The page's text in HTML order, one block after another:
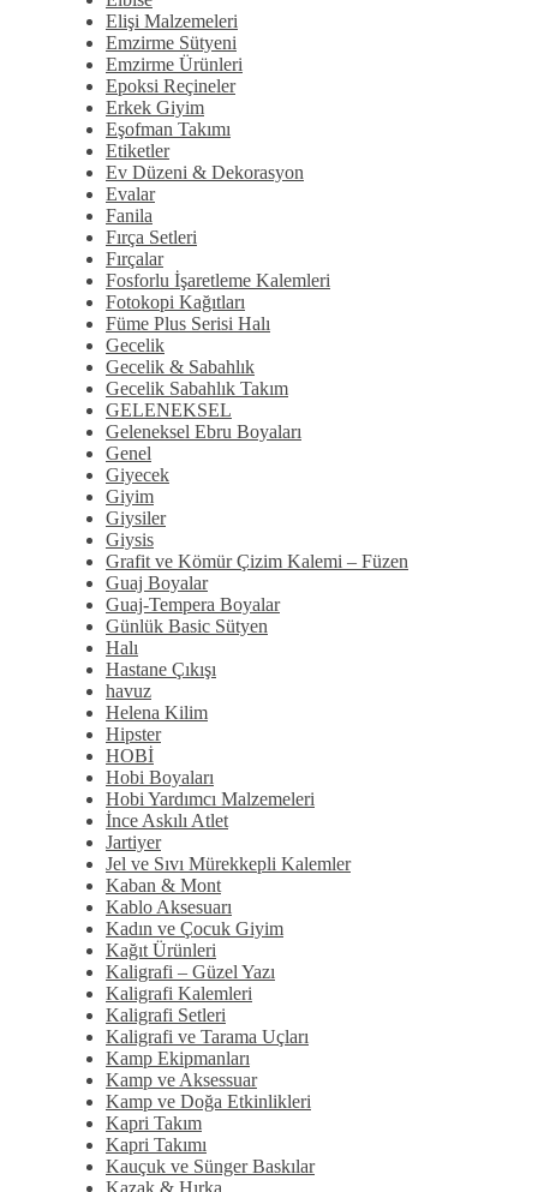
Elişi Malzemeleri
Emzirme Sütyeni
Emzirme Ürünleri
Epoksi Reçineler
Erkek Giyim
Eşofman Takımı
Etiketler
Ev Düzeni & Dekorasyon
Evalar
Fanila
Fırça Setleri
Fırçalar
Fosforlu İşaretleme Kalemleri
Fotokopi Kağıtları
Füme Plus Serisi Halı
Gecelik
Gecelik & Sabahlık
Gecelik Sabahlık Takım
GELENEKSEL
Geleneksel Ebru Boyaları
Genel
Giyecek
Giyim
Giysiler
Giysis
Grafit ve Kömür Çizim Kalemi – Füzen
Guaj Boyalar
Guaj-Tempera Boyalar
Günlük Basic Sütyen
Halı
Hastane Çıkışı
havuz
Helena Kilim
Hipster
HOBİ
Hobi Boyaları
Hobi Yardımcı Malzemeleri
İnce Askılı Atlet
Jartiyer
Jel ve Sıvı Mürekkepli Kalemler
Kaban & Mont
Kablo Aksesuarı
Kadın ve Çocuk Giyim
Kağıt Ürünleri
Kaligrafi – Güzel Yazı
Kaligrafi Kalemleri
Kaligrafi Setleri
Kaligrafi ve Tarama Uçları
Kamp Ekipmanları
Kamp ve Aksessuar
Kamp ve Doğa Etkinlikleri
Kapri Takım
Kapri Takımı
Kauçuk ve Sünger Baskılar
Kazak & Hırka